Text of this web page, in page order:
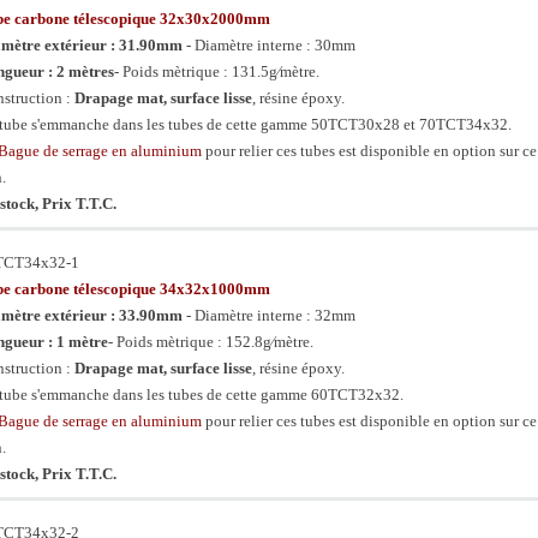
carbone télescopique 32x30x2000mm
extérieur : 31.90mm - Diamètre interne : 30mm
: 2 mètres- Poids mètrique : 131.5g⁄mètre.
: Drapage mat, surface lisse, résine époxy.
s'emmanche dans les tubes de cette gamme 50TCT30x28 et 70TCT34x32.
de serrage en aluminium pour relier ces tubes est disponible en option sur ce
Prix T.T.C.
1
carbone télescopique 34x32x1000mm
extérieur : 33.90mm - Diamètre interne : 32mm
: 1 mètre- Poids mètrique : 152.8g⁄mètre.
: Drapage mat, surface lisse, résine époxy.
s'emmanche dans les tubes de cette gamme 60TCT32x32.
de serrage en aluminium pour relier ces tubes est disponible en option sur ce
Prix T.T.C.
2